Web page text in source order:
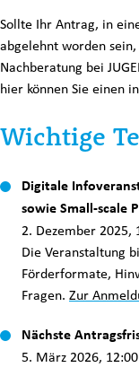
Sollte Ihr Antrag, in
abgelehnt worden
Nachberatung bei
hier können Sie einen
Wichtige
Digitale
sowie Small-scale
2. Dezember 2025,
Die Veranstaltung
Förderformate,
Fragen. Zur
Nächste
5. März 2026,